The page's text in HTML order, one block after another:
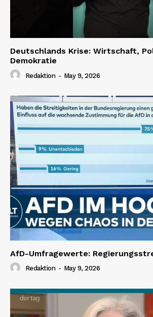
Deutschlands Krise: Wirtschaft,
Demokratie
Redaktion - May 9, 2026
AfD-Umfragewerte:
Redaktion - May 9, 2026